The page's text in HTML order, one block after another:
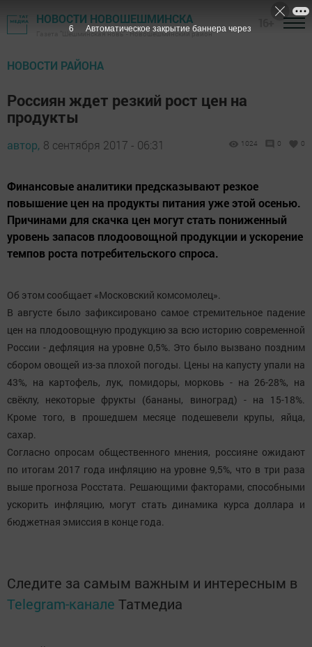
НОВОСТИ НОВОШЕШМИНСКА
Газета "Шешминская новь" - Новошешминский район
НОВОСТИ РАЙОНА
Россиян ждет резкий рост цен на
продукты
автор, 8 сентября 2017 - 06:31 1024 0 0
Финансовые аналитики предсказывают резкое
повышение цен на продукты питания уже этой осенью.
Причинами для скачка цен могут стать пониженный
уровень запасов плодоовощной продукции и ускорение
темпов роста потребительского спроса.
Об этом сообщает «Московский комсомолец».
В августе было зафиксировано самое стремительное падение
цен на плодоовощную продукцию за всю историю современной
России - дефляция на уровне 0,5%. Это было вызвано поздним
сбором овощей из-за плохой погоды. Цены на капусту упали на
43%, на картофель, лук, помидоры, морковь - на 26-28%, на
свёклу, некоторые фрукты (бананы, виноград) - на 15-18%.
Кроме того, в прошедшем месяце подешевели крупы, яйца,
сахар.
Согласно опросам общественного мнения, россияне ожидают
по итогам 2017 года инфляцию на уровне 9,5%, что в три раза
выше прогноза Росстата. Решающими факторами, способными
ускорить инфляцию, могут стать динамика курса доллара и
бюджетная эмиссия в конце года.
Следите за самым важным и интересным в
Telegram-канале Татмедиа
5 Автоматическое закрытие баннера через